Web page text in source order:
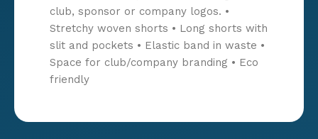
club, sponsor or company logos. •
Stretchy woven shorts • Long shorts with
slit and pockets • Elastic band in waste •
Space for club/company branding • Eco
friendly